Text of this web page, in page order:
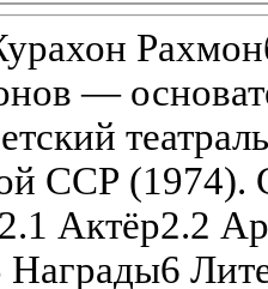
—
ССР
Актёр2.2